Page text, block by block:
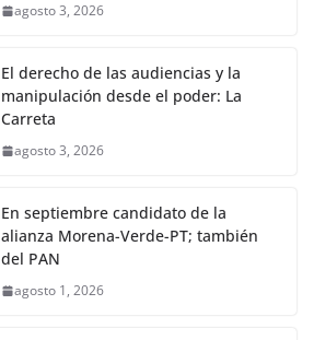
agosto 3, 2026
El derecho de las audiencias y la
manipulación desde el poder: La
Carreta
agosto 3, 2026
En septiembre candidato de la
alianza Morena-Verde-PT; también
del PAN
agosto 1, 2026